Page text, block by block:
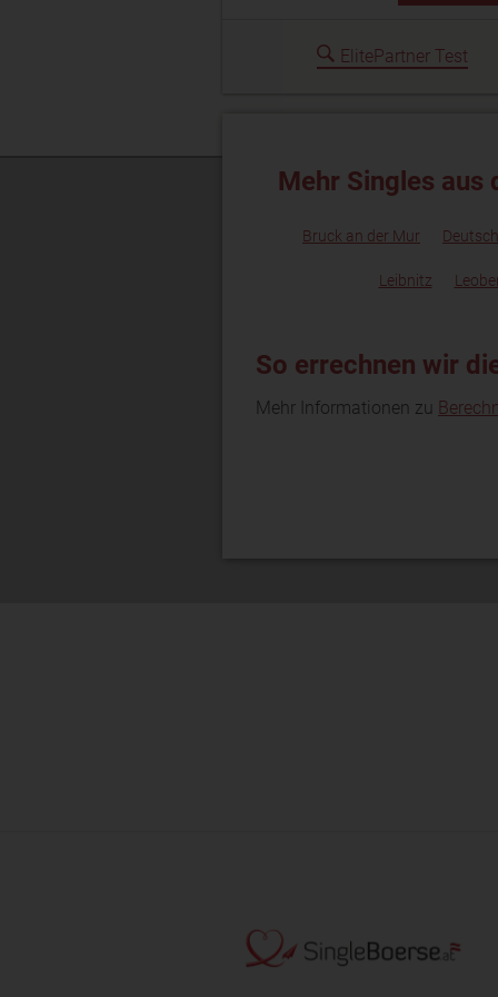
ElitePartner Test
Mehr Singles aus
Bruck an der Mur
Leibnitz
So errechnen wir
Mehr Informationen zu